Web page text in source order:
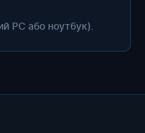
РС або ноутбук).